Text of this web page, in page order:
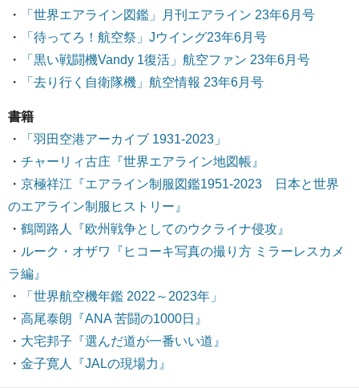
・
「世界エアライン図鑑」月刊エアライン 23年6月号
・
「待ってろ！航空祭」Jウイング23年6月号
・
「黒い戦闘機Vandy 1復活」航空ファン 23年6月号
・
「去り行く自衛隊機」航空情報 23年6月号
書籍
・
「羽田空港アーカイブ 1931-2023」
・ チャーリィ古庄『世界エアライン地図帳』
・ 京極祥江『エアライン制服図鑑1951-2023 日本と世界
のエアライン制服ヒストリー』
・ 鶴岡路人『欧州戦争としてのウクライナ侵攻』
・ ルーク・オザワ『ヒコーキ写真の撮り方 ミラーレスカメ
ラ編』
・
「世界航空機年鑑 2022～2023年」
・ 高尾泰朗『ANA 苦闘の1000日』
・ 大宅邦子『選んだ道が一番いい道』
・ 金子寛人『JALの現場力』